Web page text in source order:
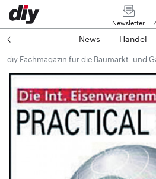
Newsletter
News Handel
diy Fachmagazin für die Baumarkt- und